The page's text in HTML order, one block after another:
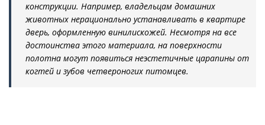
конструкции. Например, владельцам домашних
животных нерационально устанавливать в квартире
дверь, оформленную винилискожей. Несмотря на все
достоинства этого материала, на поверхности
полотна могут появиться неэстетичные царапины от
когтей и зубов четвероногих питомцев.